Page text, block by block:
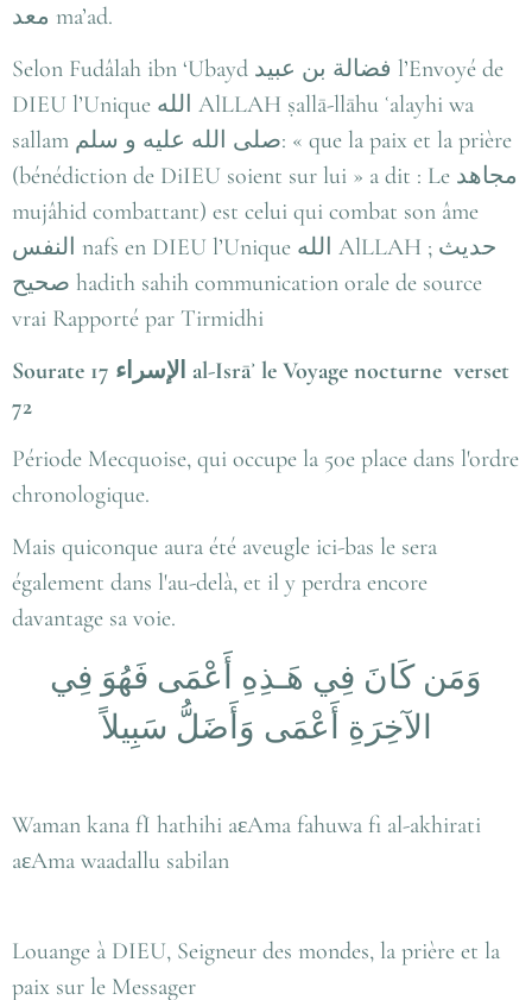
معد ma’ad.
Selon Fudâlah ibn ‘Ubayd فضالة بن عبيد l’Envoyé de
DIEU l’Unique الله AlLLAH ṣallā-llāhu ʿalayhi wa
sallam صلى الله عليه و سلم: « que la paix et la prière
(bénédiction de DiIEU soient sur lui » a dit : Le مجاهد
mujâhid combattant) est celui qui combat son âme
النفس nafs en DIEU l’Unique الله AlLLAH ; حديث
صحيح hadith sahih communication orale de source
vrai Rapporté par Tirmidhi
Sourate 17 الإسراء al-Isrāʾ le Voyage nocturne verset
72
Période Mecquoise, qui occupe la 50e place dans l'ordre
chronologique.
Mais quiconque aura été aveugle ici-bas le sera
également dans l'au-delà, et il y perdra encore
davantage sa voie.
وَمَن كَانَ فِي هَـذِهِ أَعْمَى فَهُوَ فِي
الآخِرَةِ أَعْمَى وَأَضَلُّ سَبِيلاً
Waman kana fI hathihi aεAma fahuwa fi al-akhirati
aεAma waadallu sabilan
Louange à DIEU, Seigneur des mondes, la prière et la
paix sur le Messager